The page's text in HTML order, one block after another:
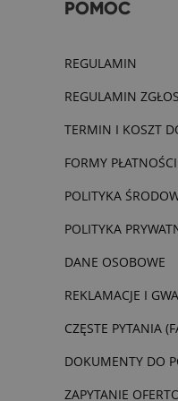
POMOC
REGULAMIN
REGULAMIN
TERMIN I KOSZT
FORMY PŁATNOŚCI
POLITYKA
POLITYKA
DANE OSOBOWE
REKLAMACJE I
CZĘSTE PYTANIA
DOKUMENTY DO
ZAPYTANIE